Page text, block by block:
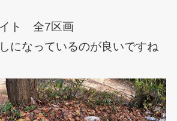
イト 全7区画
になっているのが良いですね